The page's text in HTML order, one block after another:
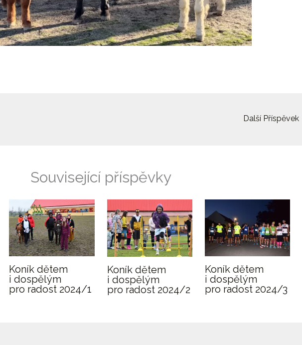
Další Příspěvek
Související příspěvky
Koník dětem
i dospělým
pro radost 2024/1
Koník dětem
i dospělým
pro radost 2024/2
Koník dětem
i dospělým
pro radost 2024/3